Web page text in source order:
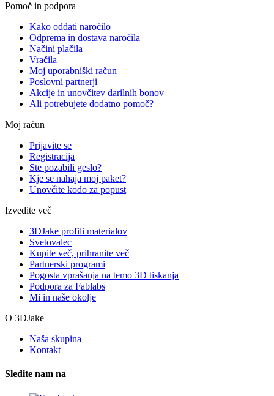
Pomoč in podpora
Kako oddati naročilo
Odprema in dostava naročila
Načini plačila
Vračila
Moj uporabniški račun
Poslovni partnerji
Akcije in unovčitev darilnih bonov
Ali potrebujete dodatno pomoč?
Moj račun
Prijavite se
Registracija
Ste pozabili geslo?
Kje se nahaja moj paket?
Unovčite kodo za popust
Izvedite več
3DJake profili materialov
Svetovalec
Kupite več, prihranite več
Partnerski programi
Pogosta vprašanja na temo 3D tiskanja
Podpora za Fablabs
Mi in naše okolje
O 3DJake
Naša skupina
Kontakt
Sledite nam na